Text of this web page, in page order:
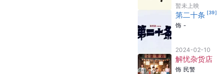
暂未上映
第二十条 [39]
饰 -
2024-02-10
解忧杂货店
饰 民警